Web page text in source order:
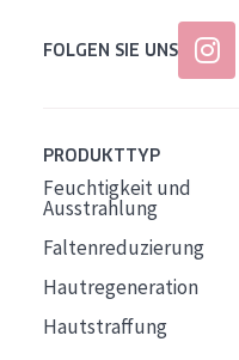
FOLGEN SIE UNS
PRODUKTTYP
Feuchtigkeit und
Ausstrahlung
Faltenreduzierung
Hautregeneration
Hautstraffung